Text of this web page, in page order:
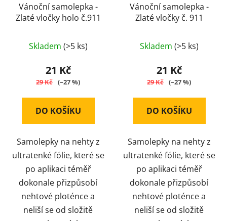
Vánoční samolepka -
Zlaté vločky holo č.911
Skladem (>5 ks)
21 Kč
29 Kč (–27 %)
DO KOŠÍKU
Samolepky na nehty z
ultratenké fólie, které se
po aplikaci téměř
dokonale přizpůsobí
nehtové ploténce a
neliší se od složitě
Vánoční samolepka -
Zlaté vločky č. 911
Skladem (>5 ks)
21 Kč
29 Kč (–27 %)
DO KOŠÍKU
Samolepky na nehty z
ultratenké fólie, které se
po aplikaci téměř
dokonale přizpůsobí
nehtové ploténce a
neliší se od složitě